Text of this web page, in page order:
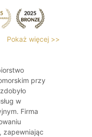
Pokaż więcej >>
przy
w
Firma
zapewniając